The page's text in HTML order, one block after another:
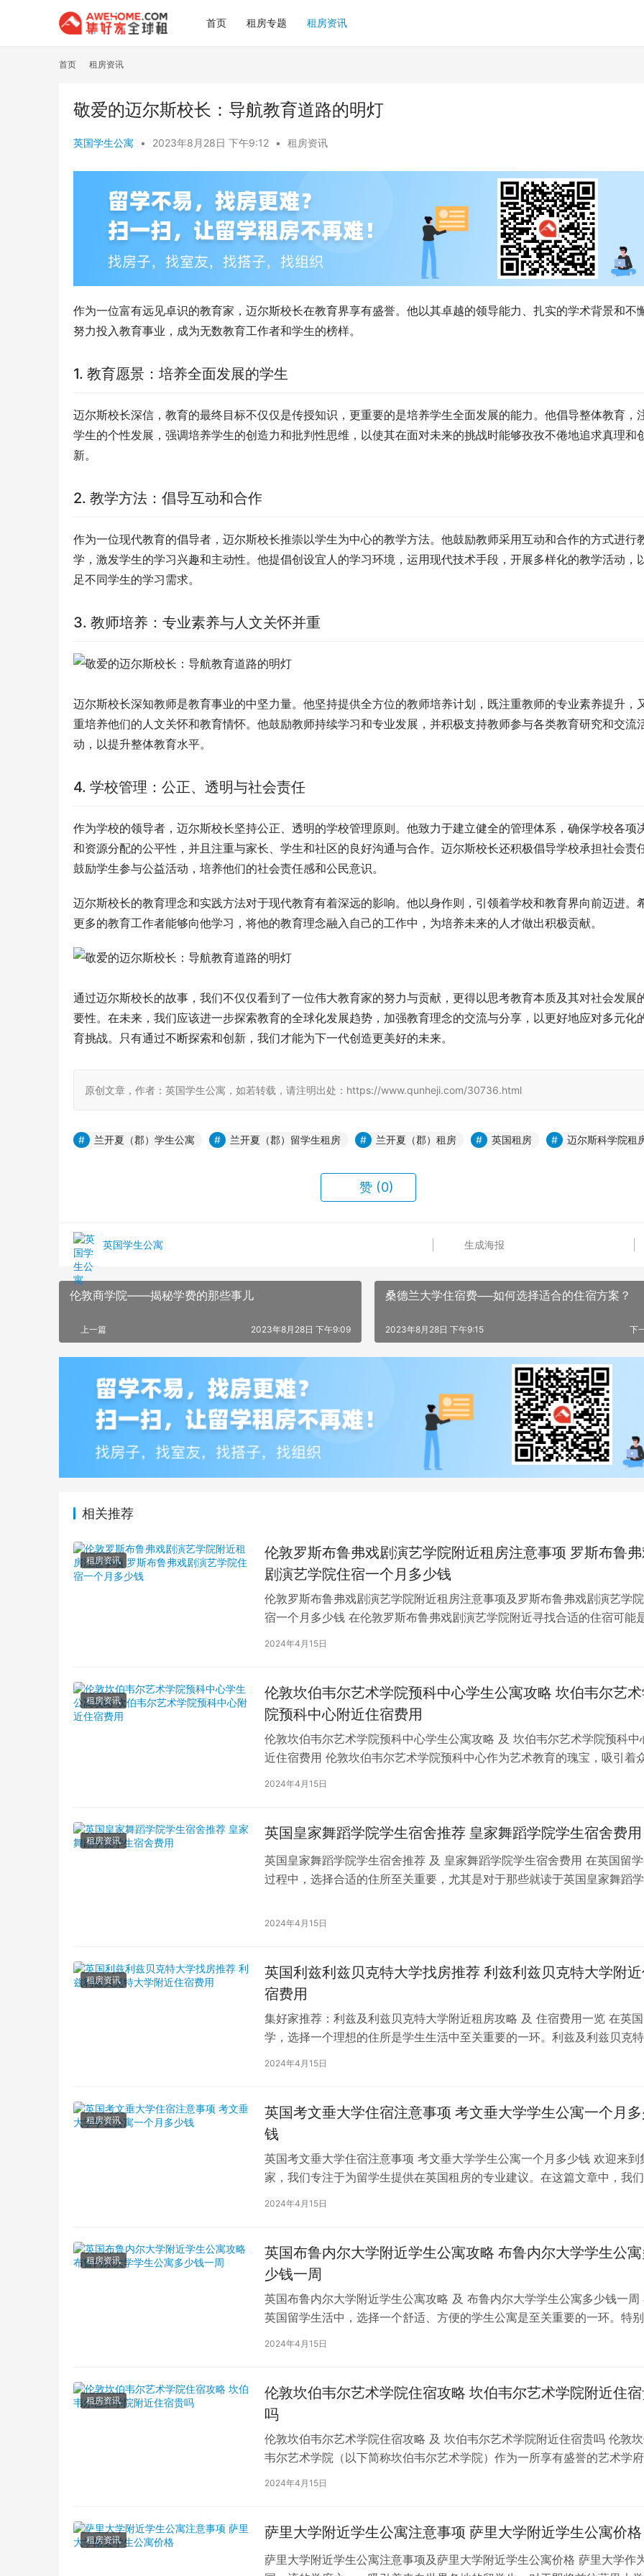
首页 租房专题 租房资讯
首页 租房资讯
敬爱的迈尔斯校长：导航教育道路的明灯
英国学生公寓 • 2023年8月28日 下午9:12 • 租房资讯
作为一位富有远见卓识的教育家，迈尔斯校长在教育界享有盛誉。他以其卓越的领导能力、扎实的学术背景和不
努力投入教育事业，成为无数教育工作者和学生的榜样。
1. 教育愿景：培养全面发展的学生
迈尔斯校长深信，教育的最终目标不仅仅是传授知识，更重要的是培养学生全面发展的能力。他倡导整体教育，
学生的个性发展，强调培养学生的创造力和批判性思维，以使其在面对未来的挑战时能够孜孜不倦地追求真理和
新。
2. 教学方法：倡导互动和合作
作为一位现代教育的倡导者，迈尔斯校长推崇以学生为中心的教学方法。他鼓励教师采用互动和合作的方式进行
学，激发学生的学习兴趣和主动性。他提倡创设宜人的学习环境，运用现代技术手段，开展多样化的教学活动，
足不同学生的学习需求。
3. 教师培养：专业素养与人文关怀并重
迈尔斯校长深知教师是教育事业的中坚力量。他坚持提供全方位的教师培养计划，既注重教师的专业素养提升，
重培养他们的人文关怀和教育情怀。他鼓励教师持续学习和专业发展，并积极支持教师参与各类教育研究和交流
动，以提升整体教育水平。
4. 学校管理：公正、透明与社会责任
作为学校的领导者，迈尔斯校长坚持公正、透明的学校管理原则。他致力于建立健全的管理体系，确保学校各项
和资源分配的公平性，并且注重与家长、学生和社区的良好沟通与合作。迈尔斯校长还积极倡导学校承担社会责
鼓励学生参与公益活动，培养他们的社会责任感和公民意识。
迈尔斯校长的教育理念和实践方法对于现代教育有着深远的影响。他以身作则，引领着学校和教育界向前迈进。
更多的教育工作者能够向他学习，将他的教育理念融入自己的工作中，为培养未来的人才做出积极贡献。
通过迈尔斯校长的故事，我们不仅仅看到了一位伟大教育家的努力与贡献，更得以思考教育本质及其对社会发展
要性。在未来，我们应该进一步探索教育的全球化发展趋势，加强教育理念的交流与分享，以更好地应对多元化
育挑战。只有通过不断探索和创新，我们才能为下一代创造更美好的未来。
原创文章，作者：英国学生公寓，如若转载，请注明出处：https://www.qunheji.com/30736.html
兰开夏（郡）学生公寓 兰开夏（郡）留学生租房 兰开夏（郡）租房 英国租房 迈尔斯科学院租
赞 (0)
英国学生公寓 生成海报
伦敦商学院——揭秘学费的那些事儿
上一篇 2023年8月28日 下午9:09
桑德兰大学住宿费──如何选择适合的住宿方案？
下
2023年8月28日 下午9:15
相关推荐
租房资讯
伦敦罗斯布鲁弗戏剧演艺学院附近租房注意事项 罗斯布鲁
剧演艺学院住宿一个月多少钱
伦敦罗斯布鲁弗戏剧演艺学院附近租房注意事项及罗斯布鲁弗戏剧演艺学
宿一个月多少钱 在伦敦罗斯布鲁弗戏剧演艺学院附近寻找合适的住宿可能
学生活中的一项关键任务。为了帮助您顺利完成…
2024年4月15日
租房资讯
伦敦坎伯韦尔艺术学院预科中心学生公寓攻略 坎伯韦尔艺
院预科中心附近住宿费用
伦敦坎伯韦尔艺术学院预科中心学生公寓攻略 及 坎伯韦尔艺术学院预科中
近住宿费用 伦敦坎伯韦尔艺术学院预科中心作为艺术教育的瑰宝，吸引着
2024年4月15日
租房资讯 英国皇家舞蹈学院学生宿舍推荐 皇家舞蹈学院学生宿舍费用
英国皇家舞蹈学院学生宿舍推荐 及 皇家舞蹈学院学生宿舍费用 在英国留
过程中，选择合适的住所至关重要，尤其是对于那些就读于英国皇家舞蹈学
2024年4月15日
租房资讯
英国利兹利兹贝克特大学找房推荐 利兹利兹贝克特大学附
宿费用
集好家推荐：利兹及利兹贝克特大学附近租房攻略 及 住宿费用一览 在英
学，选择一个理想的住所是学生生活中至关重要的一环。利兹及利兹贝克特
学（以下简称利兹贝大）作为英国一所卓越的…
2024年4月15日
租房资讯
英国考文垂大学住宿注意事项 考文垂大学学生公寓一个月
钱
英国考文垂大学住宿注意事项 考文垂大学学生公寓一个月多少钱 欢迎来到
家，我们专注于为留学生提供在英国租房的专业建议。在这篇文章中，我们
深入探讨英国考文垂大学住宿的注意事项，以…
2024年4月15日
租房资讯
英国布鲁内尔大学附近学生公寓攻略 布鲁内尔大学学生公寓
少钱一周
英国布鲁内尔大学附近学生公寓攻略 及 布鲁内尔大学学生公寓多少钱一周
英国留学生活中，选择一个舒适、方便的学生公寓是至关重要的一环。特别
2024年4月15日
租房资讯
伦敦坎伯韦尔艺术学院住宿攻略 坎伯韦尔艺术学院附近住
吗
伦敦坎伯韦尔艺术学院住宿攻略 及 坎伯韦尔艺术学院附近住宿贵吗 伦敦
韦尔艺术学院（以下简称坎伯韦尔艺术学院）作为一所享有盛誉的艺术学府
吸引了全球各地的学子前来学习。而对于即将…
2024年4月15日
租房资讯 萨里大学附近学生公寓注意事项 萨里大学附近学生公寓价格
萨里大学附近学生公寓注意事项及萨里大学附近学生公寓价格 萨里大学作